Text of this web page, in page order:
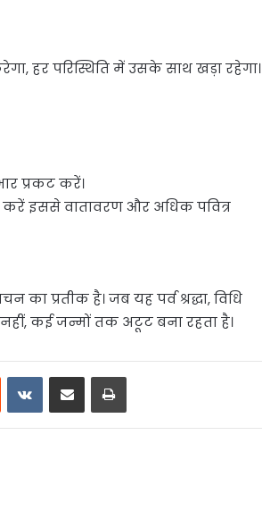
हर परिस्थिति में उसके साथ खड़ा रहेगा।
प्रकट करें।
करें इससे वातावरण और अधिक पवित्र
प्रतीक है। जब यह पर्व श्रद्धा, विधि
कई जन्मों तक अटूट बना रहता है।
Reddit VKontakte
Share via Email Print